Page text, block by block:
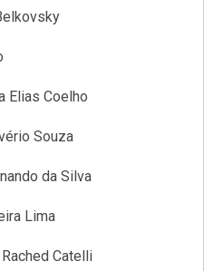
Elias Coelho
Souza
da Silva
Lima
Catelli